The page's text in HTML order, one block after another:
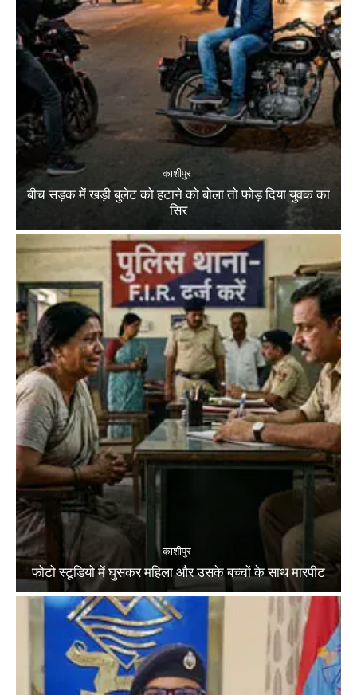
काशीपुर
बीच सड़क में खड़ी बुलेट को हटाने को बोला तो फोड़ दिया युवक का
सिर
काशीपुर
फोटो स्टूडियो में घुसकर महिला और उसके बच्चों के साथ मारपीट